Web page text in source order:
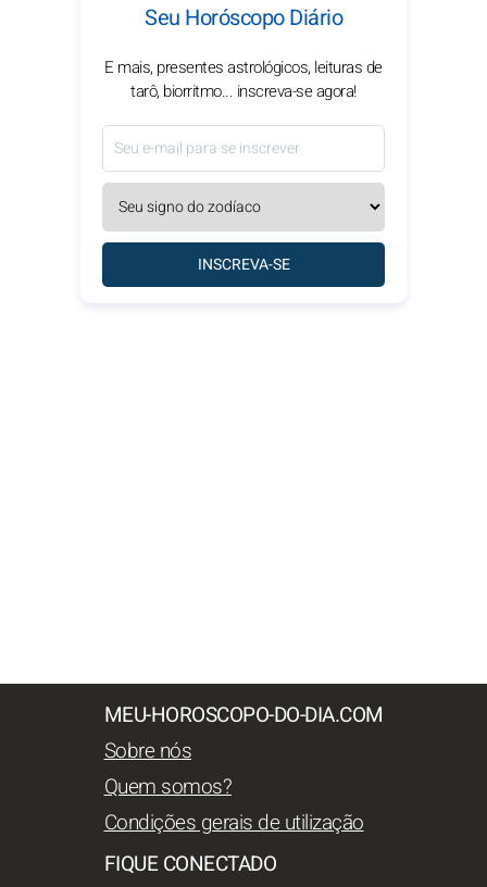
Seu Horóscopo Diário
E mais, presentes astrológicos, leituras de
tarô, biorritmo... inscreva-se agora!
INSCREVA-SE
MEU-HOROSCOPO-DO-DIA.COM
Sobre nós
Quem somos?
Condições gerais de utilização
FIQUE CONECTADO